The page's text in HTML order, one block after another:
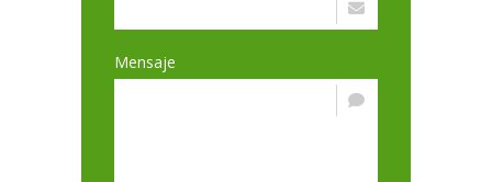
Mensaje